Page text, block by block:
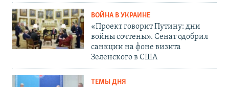
ВОЙНА В УКРАИНЕ
«Проект говорит Путину: дни
войны сочтены». Сенат одобрил
санкции на фоне визита
Зеленского в США
ТЕМЫ ДНЯ